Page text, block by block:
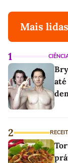
Mais lidas
1
até
2